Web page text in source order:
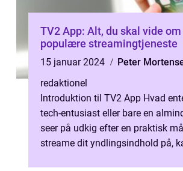
TV2 App: Alt, du skal vide om
populære streamingtjeneste
15 januar 2024
Peter
redaktionel
Introduktion til TV2 App Hvad
tech-entusiast eller bare en
seer på udkig efter en praktisk
streame dit yndlingsindhold på,